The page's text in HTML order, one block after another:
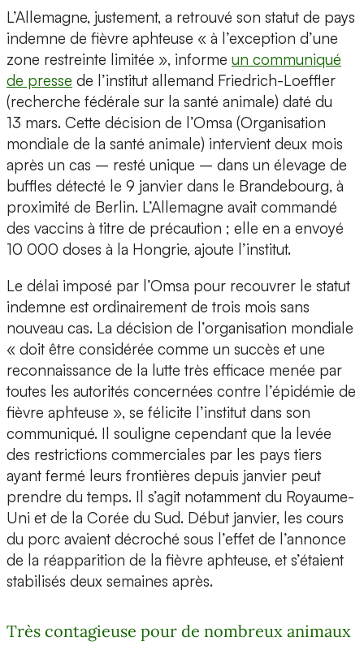
L’Allemagne, justement, a retrouvé son statut de pays
indemne de fièvre aphteuse « à l’exception d’une
zone restreinte limitée », informe un communiqué
de presse de l’institut allemand Friedrich-Loeffler
(recherche fédérale sur la santé animale) daté du
13 mars. Cette décision de l’Omsa (Organisation
mondiale de la santé animale) intervient deux mois
après un cas – resté unique – dans un élevage de
buffles détecté le 9 janvier dans le Brandebourg, à
proximité de Berlin. L’Allemagne avait commandé
des vaccins à titre de précaution ; elle en a envoyé
10 000 doses à la Hongrie, ajoute l’institut.
Le délai imposé par l’Omsa pour recouvrer le statut
indemne est ordinairement de trois mois sans
nouveau cas. La décision de l’organisation mondiale
« doit être considérée comme un succès et une
reconnaissance de la lutte très efficace menée par
toutes les autorités concernées contre l’épidémie de
fièvre aphteuse », se félicite l’institut dans son
communiqué. Il souligne cependant que la levée
des restrictions commerciales par les pays tiers
ayant fermé leurs frontières depuis janvier peut
prendre du temps. Il s’agit notamment du Royaume-
Uni et de la Corée du Sud. Début janvier, les cours
du porc avaient décroché sous l’effet de l’annonce
de la réapparition de la fièvre aphteuse, et s’étaient
stabilisés deux semaines après.
Très contagieuse pour de nombreux animaux